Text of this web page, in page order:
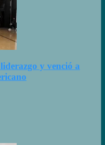
y venció a